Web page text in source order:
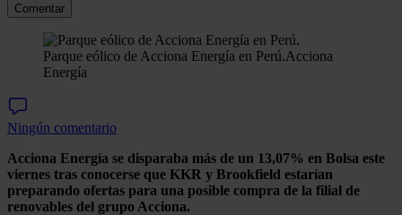
Comentar
Parque eólico de Acciona Energía en Perú.Acciona
Energía
Ningún comentario
Acciona Energía se disparaba más de un 13,07% en Bolsa este
viernes tras conocerse que KKR y Brookfield estarían
preparando ofertas para una posible compra de la filial de
renovables del grupo Acciona.